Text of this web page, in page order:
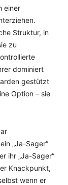
einer
Struktur, in
zu
dominiert
gestützt
Option – sie
ein „Ja-Sager“
ihr „Ja-Sager“
Knackpunkt,
wenn er